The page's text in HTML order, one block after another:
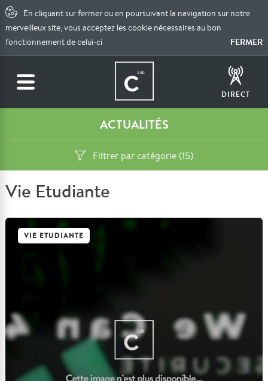
En cliquant sur fermer ou en poursuivant la navigation sur notre
merveilleux site, vous acceptez les cookie nécessaires au bon
fonctionnement de celui-ci
FERMER
DIRECT
ACTUALITÉS
Filtrer par catégorie (15)
Vie Etudiante
VIE ETUDIANTE